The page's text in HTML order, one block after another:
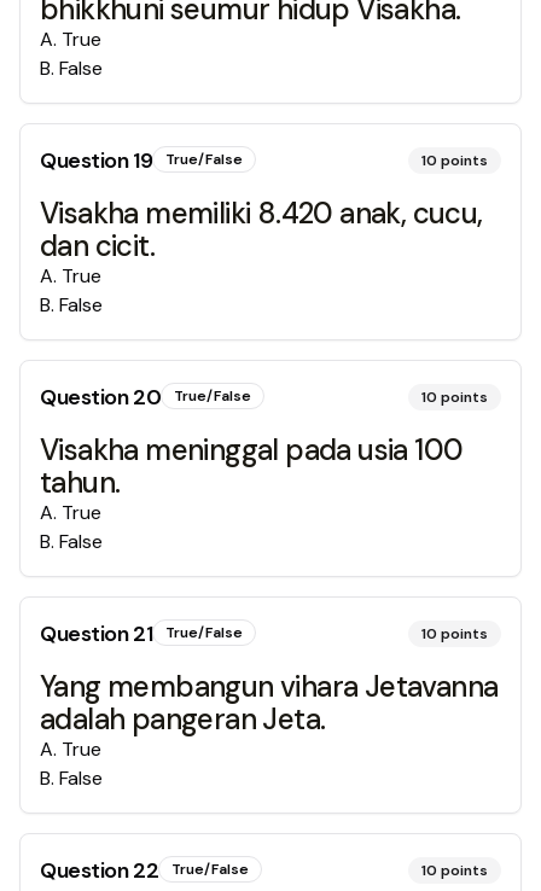
bhikkhuni seumur hidup Visakha.
A. True
B. False
Question19 True/False 10 points
Visakha memiliki 8.420 anak, cucu,
dan cicit.
A. True
B. False
Question20 True/False 10 points
Visakha meninggal pada usia 100
tahun.
A. True
B. False
Question21 True/False 10 points
Yang membangun vihara Jetavanna
adalah pangeran Jeta.
A. True
B. False
Question22 True/False 10 points